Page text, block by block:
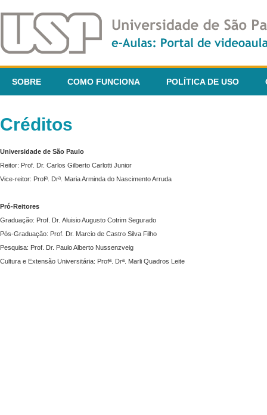
SOBRE COMO FUNCIONA POLÍTICA DE USO
Créditos
Universidade de São Paulo
Reitor: Prof. Dr. Carlos Gilberto Carlotti Junior
Vice-reitor: Profª. Drª. Maria Arminda do Nascimento Arruda
Pró-Reitores
Graduação: Prof. Dr. Aluisio Augusto Cotrim Segurado
Pós-Graduação: Prof. Dr. Marcio de Castro Silva Filho
Pesquisa: Prof. Dr. Paulo Alberto Nussenzveig
Cultura e Extensão Universitária: Profª. Drª. Marli Quadros Leite